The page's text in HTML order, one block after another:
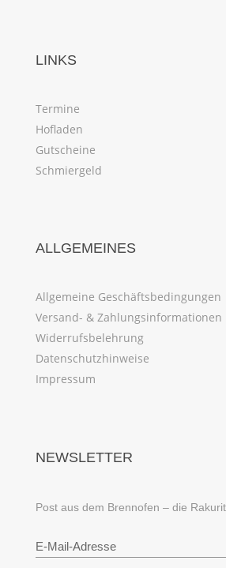
LINKS
Termine
Hofladen
Gutscheine
Schmiergeld
ALLGEMEINES
Allgemeine Geschäftsbedingungen
Versand- & Zahlungsinformationen
Widerrufsbelehrung
Datenschutzhinweise
Impressum
NEWSLETTER
Post aus dem Brennofen – die